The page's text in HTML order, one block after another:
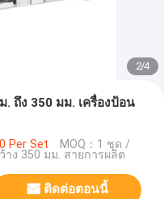
2/4
ถึง 350 มม. เครื่องป้อน
Per Set MOQ：1 ชุด /
ง 350 มม. สายการผลิต
ติดต่อตอนนี้